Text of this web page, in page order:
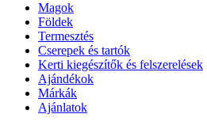
Magok
Földek
Termesztés
Cserepek és tartók
Kerti kiegészítők és felszerelések
Ajándékok
Márkák
Ajánlatok